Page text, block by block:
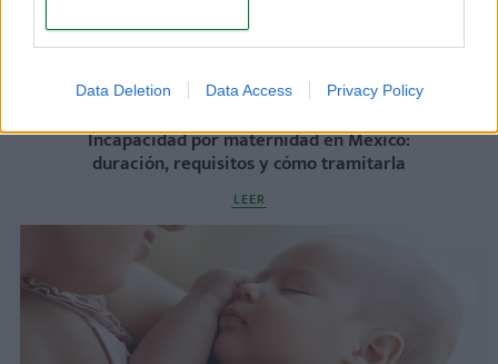
Data Deletion Data Access Privacy Policy
Incapacidad por maternidad en México:
duración, requisitos y cómo tramitarla
LEER